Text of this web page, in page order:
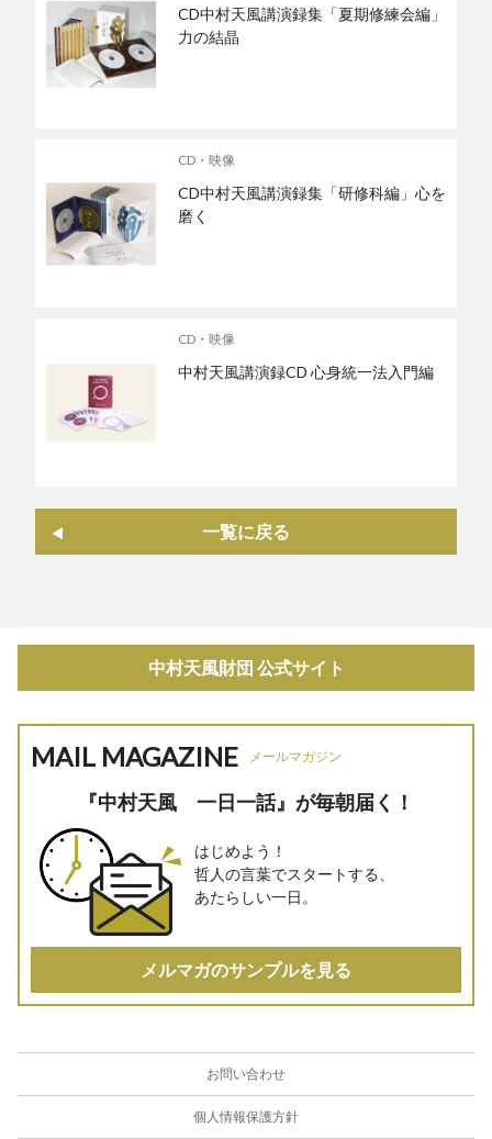
CD中村天風講演録集「夏期修練会編」
力の結晶
CD・映像
CD中村天風講演録集「研修科編」心を
磨く
CD・映像
中村天風講演録CD 心身統一法入門編
一覧に戻る
中村天風財団 公式サイト
MAIL MAGAZINE メールマガジン
『中村天風 一日一話』が毎朝届く！
はじめよう！
哲人の言葉でスタートする、
あたらしい一日。
メルマガのサンプルを見る
お問い合わせ
個人情報保護方針